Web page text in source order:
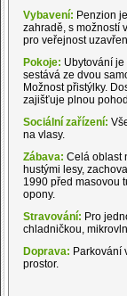
Vybavení: Penzion
zahradě, s možností
pro veřejnost
Pokoje: Ubytování
sestává ze dvou
Možnost přistýlky.
zajišťuje plnou
Sociální zařízení:
na vlasy.
Zábava: Celá oblast
hustými lesy,
1990 před masovou
opony.
Stravování: Pro
chladničkou,
Doprava: Parkování
prostor.